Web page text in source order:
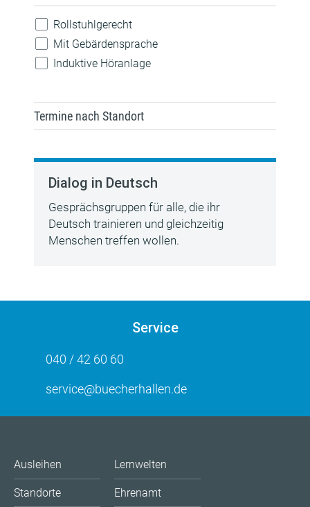
Rollstuhlgerecht
Mit Gebärdensprache
Induktive Höranlage
Termine nach Standort
Dialog in Deutsch
Gesprächsgruppen für alle, die ihr
Deutsch trainieren und gleichzeitig
Menschen treffen wollen.
Service
040 / 42 60 60
service@buecherhallen.de
Ausleihen
Standorte
Lernwelten
Ehrenamt